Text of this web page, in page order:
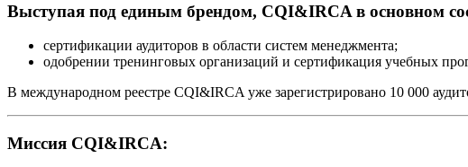
Выступая под единым брендом, CQI&IRCA в основном
сертификации аудиторов в области систем менеджмента;
одобрении тренинговых организаций и сертификация учебных
В международном реестре CQI&IRCA уже зарегистрировано 10 000
Миссия CQI&IRCA: